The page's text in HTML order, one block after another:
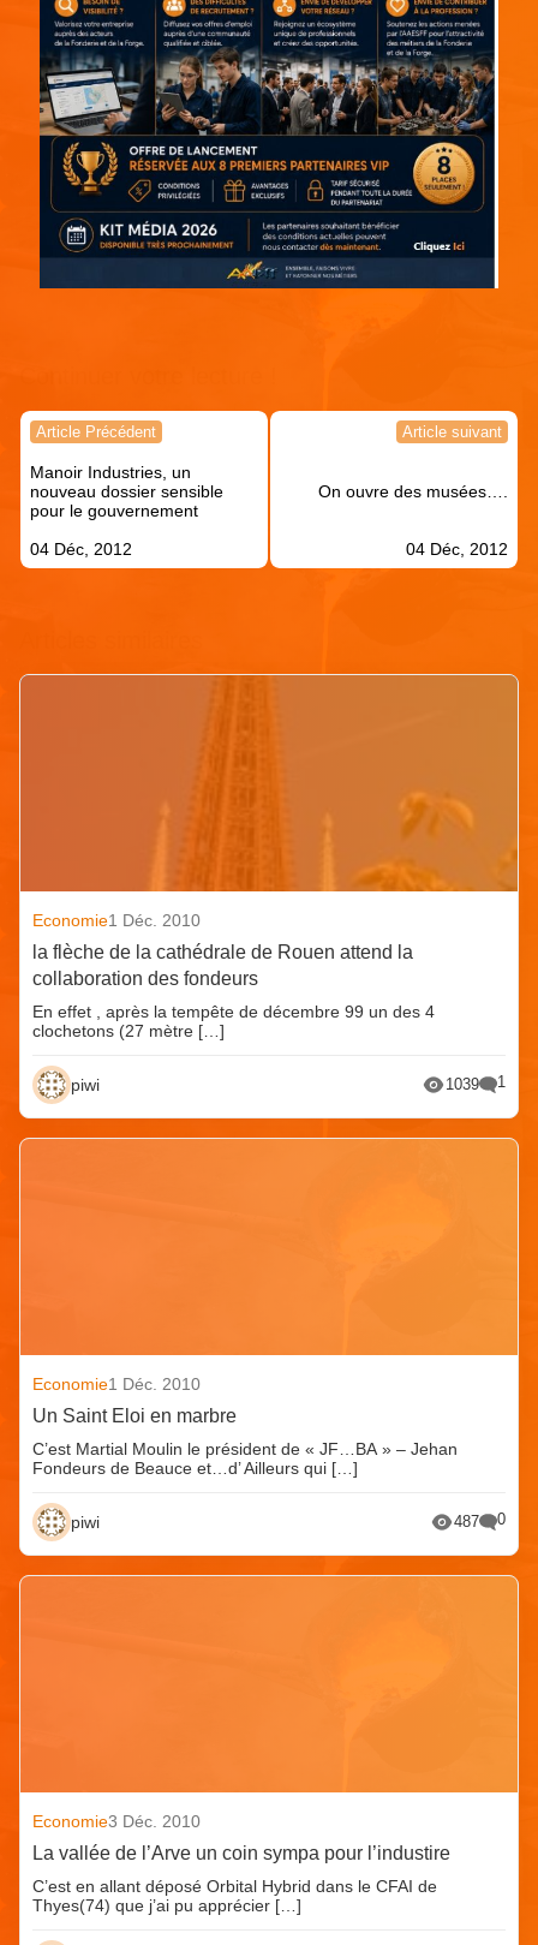
Navigation
l’article
Article Précédent
Manoir Industries, un
nouveau dossier sensible
pour le gouvernement
04 Déc, 2012
Article suivant
On ouvre des musées….
04 Déc, 2012
Economie1 Déc. 2010
la flèche de la cathédrale de Rouen attend la
collaboration des fondeurs
En effet , après la tempête de décembre 99 un des 4
clochetons (27 mètre […]
piwi 1039 1
Economie1 Déc. 2010
Un Saint Eloi en marbre
C’est Martial Moulin le président de « JF…BA » – Jehan
Fondeurs de Beauce et…d’ Ailleurs qui […]
piwi 487 0
Economie3 Déc. 2010
La vallée de l’Arve un coin sympa pour l’industire
C’est en allant déposé Orbital Hybrid dans le CFAI de
Thyes(74) que j’ai pu apprécier […]